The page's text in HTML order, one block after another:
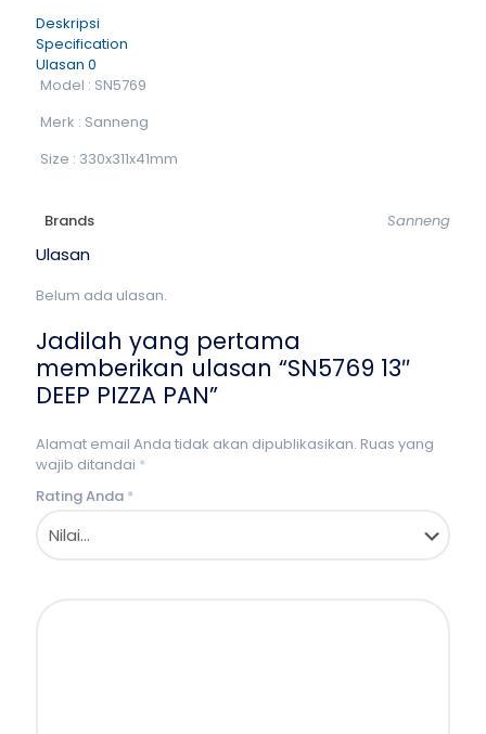
Deskripsi
Specification
Ulasan 0
Model : SN5769
Merk : Sanneng
Size : 330x311x41mm
Brands Sanneng
Ulasan
Belum ada ulasan.
Jadilah yang pertama
memberikan ulasan “SN5769 13″
DEEP PIZZA PAN”
Alamat email Anda tidak akan dipublikasikan. Ruas yang
wajib ditandai *
Rating Anda *